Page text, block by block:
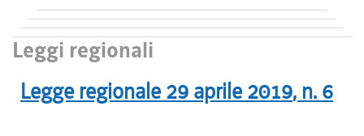
Leggi regionali
Legge regionale 29 aprile 2019, n. 6